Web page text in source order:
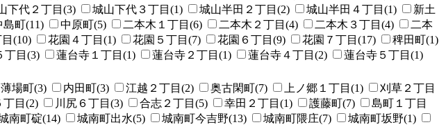
下代２丁目(3) 城山下代３丁目(1) 城山半田２丁目(2) 城山半田４丁目(1)
新土
島町(11) 中原町(5) 二本木１丁目(6) 二本木２丁目(4) 二本木３丁目(4)
二本
(10) 花園４丁目(1) 花園５丁目(7) 花園６丁目(9) 花園７丁目(17)
稗田町(1)
丁目(3) 蓮台寺１丁目(1) 蓮台寺２丁目(1) 蓮台寺４丁目(2)
蓮台寺５丁目(1)
薄場町(3) 内田町(3) 江越２丁目(2) 奥古閑町(7) 上ノ郷１丁目(1)
刈草２丁目
丁目(2) 川尻６丁目(3) 合志２丁目(5) 幸田２丁目(1) 護藤町(7)
島町１丁目
南町碇(14) 城南町出水(5) 城南町今吉野(13) 城南町隈庄(7)
城南町坂野(1)